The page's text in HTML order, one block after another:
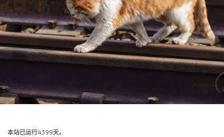
本站已运行4399天。